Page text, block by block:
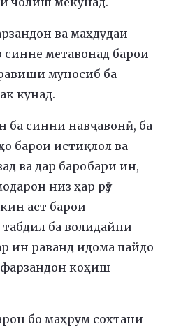
ва маҳдудаи
синне метавонад барои
муносиб ба
кунад.
ба синни навҷавонӣ, ба
барои истиқлол ва
ва дар баробари ин,
низ ҳар рӯз
аст барои
ба волидайни
ин раванд идома пайдо
коҳиш
бо маҳрум сохтани